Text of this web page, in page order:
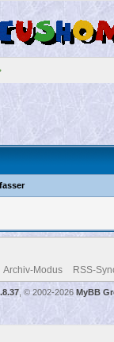
Archiv-Modus RSS-
, © 2002-2026 MyBB